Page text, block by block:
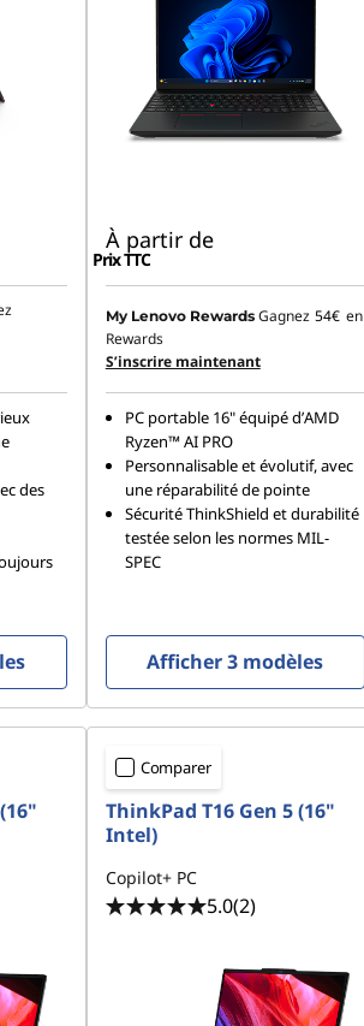
des
À partir de
Prix TTC
My Lenovo Rewards Gagnez 54€ en
Rewards
S’inscrire maintenant
PC portable 16" équipé d’AMD
Ryzen™ AI PRO
Personnalisable et évolutif, avec
une réparabilité de pointe
Sécurité ThinkShield et durabilité
testée selon les normes MIL-
SPEC
Afficher 3 modèles
Comparer
ThinkPad T16 Gen 5 (16"
Intel)
Copilot+ PC
5.0(2)